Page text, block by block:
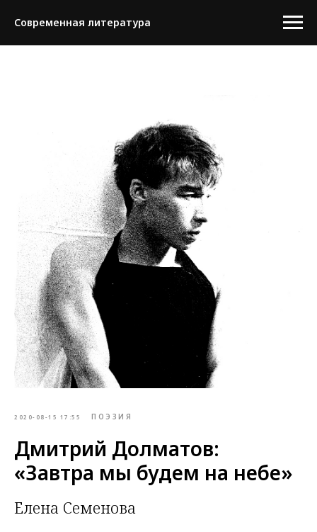
Современная литература
2020-08-15 17:55 ПОЭЗИЯ
Дмитрий Долматов:
«Завтра мы будем на небе»
Елена Семенова